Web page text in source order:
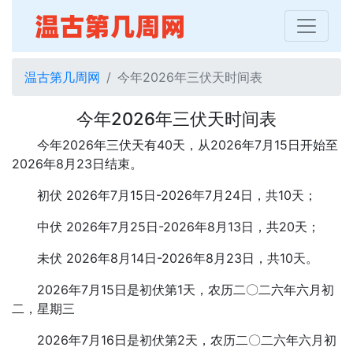
温古第几周网 今年2026年三伏天时间表
今年2026年三伏天时间表
今年2026年三伏天有40天，从2026年7月15日开始至
2026年8月23日结束。
初伏 2026年7月15日-2026年7月24日，共10天；
中伏 2026年7月25日-2026年8月13日，共20天；
未伏 2026年8月14日-2026年8月23日，共10天。
2026年7月15日是初伏第1天，农历二〇二六年六月初
二，星期三
2026年7月16日是初伏第2天，农历二〇二六年六月初